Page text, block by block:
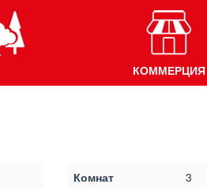
КОММЕРЦИЯ
Комнат
3